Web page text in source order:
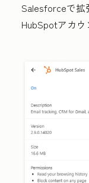
Salesforceで拡
HubSpotアカウ